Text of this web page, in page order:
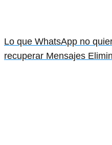
Lo que WhatsApp no
recuperar Mensajes